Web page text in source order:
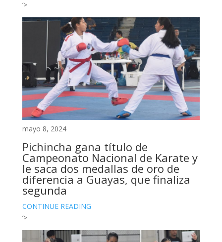
‘>
mayo 8, 2024
Pichincha gana título de
Campeonato Nacional de Karate y
le saca dos medallas de oro de
diferencia a Guayas, que finaliza
segunda
CONTINUE READING
‘>